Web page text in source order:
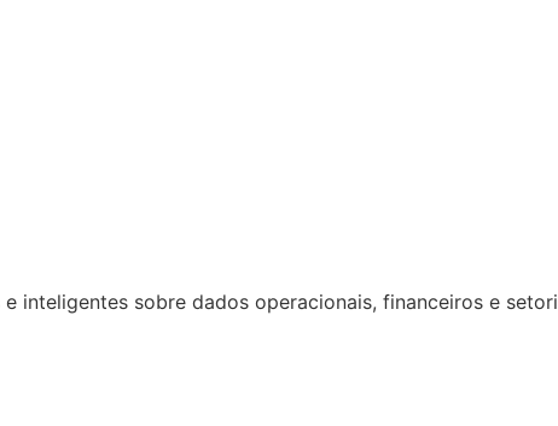
inteligentes sobre dados operacionais, financeiros e